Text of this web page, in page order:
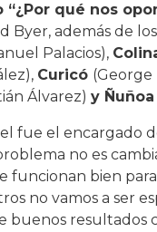
qué nos
Byer, además de
Palacios),
Curicó (George
Álvarez) y Ñuñoa
fue el encargado
no es
funcionan bien
no vamos a ser
buenos resultados